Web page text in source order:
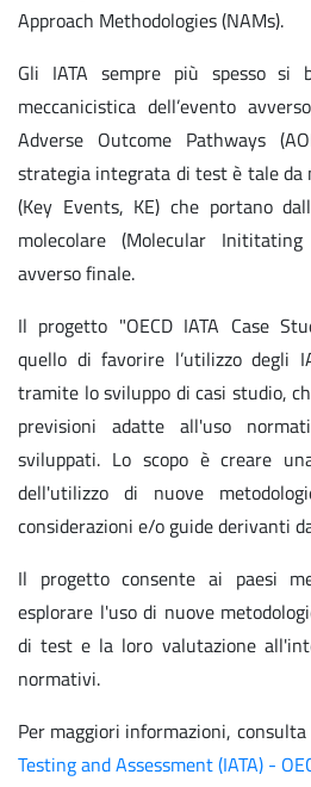
Approach Methodologies (NAMs).
Gli IATA sempre più spesso si
meccanicistica dell’evento
Adverse Outcome Pathways
strategia integrata di test è tale da
(Key Events, KE) che portano
molecolare (Molecular
avverso finale.
Il progetto "OECD IATA Case
quello di favorire l’utilizzo degli
tramite lo sviluppo di casi studio,
previsioni adatte all'uso
sviluppati. Lo scopo è creare
dell'utilizzo di nuove
considerazioni e/o guide derivanti
Il progetto consente ai paesi
esplorare l'uso di nuove
di test e la loro valutazione
normativi.
Per maggiori informazioni, consulta
Testing and Assessment (IATA) -